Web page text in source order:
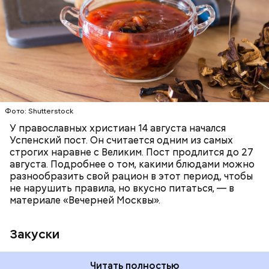
Фото: Shutterstock
У православных христиан 14 августа начался
Успенский пост. Он считается одним из самых
строгих наравне с Великим. Пост продлится до 27
августа. Подробнее о том, какими блюдами можно
разнообразить свой рацион в этот период, чтобы
не нарушить правила, но вкусно питаться, — в
материале «Вечерней Москвы».
Закуски
Читать полностью
ПРАВОСЛАВИЕ ЕДА РЕЦЕПТЫ
Читайте также:Синоптик предупредил о переносе
купального сезона в Москве и Подмосковье